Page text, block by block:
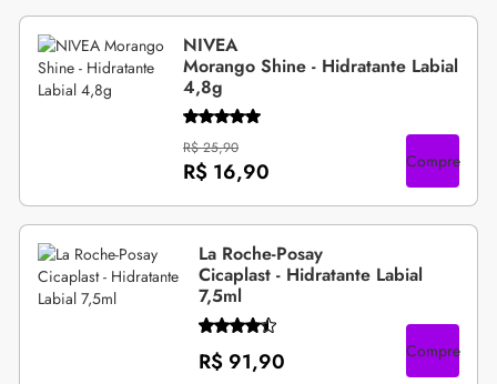
NIVEA
Morango Shine - Hidratante Labial
4,8g
R$ 25,90
R$ 16,90 Compre
La Roche-Posay
Cicaplast - Hidratante Labial
7,5ml
R$ 91,90 Compre